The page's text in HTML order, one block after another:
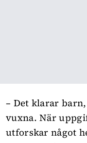
– Det klarar
vuxna. När
utforskar något